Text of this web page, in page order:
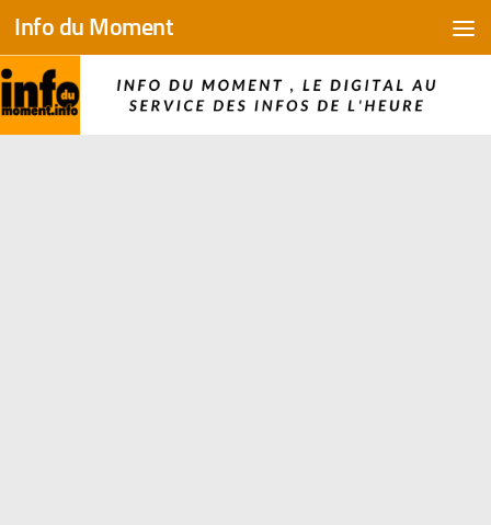
Skip to content
Info du Moment